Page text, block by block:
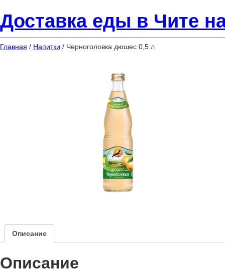
Доставка еды в Чите
Главная / Напитки / Черноголовка дюшес 0,5 л
Описание
Описание